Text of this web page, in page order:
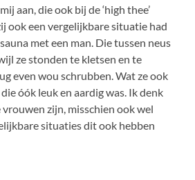
aan, die ook bij de ‘high thee’
ook een vergelijkbare situatie had
met een man. Die tussen neus
ze stonden te kletsen en te
even wou schrubben. Wat ze ook
óók leuk en aardig was. Ik denk
zijn, misschien ook wel
situaties dit ook hebben